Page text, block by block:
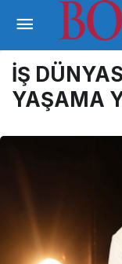
İŞ
YAŞAMA